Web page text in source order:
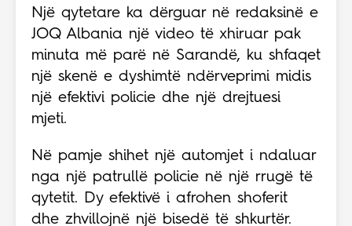
Një qytetare ka dërguar në redaksinë e
JOQ Albania një video të xhiruar pak
minuta më parë në Sarandë, ku shfaqet
një skenë e dyshimtë ndërveprimi midis
një efektivi policie dhe një drejtuesi
mjeti.
Në pamje shihet një automjet i ndaluar
nga një patrullë policie në një rrugë të
qytetit. Dy efektivë i afrohen shoferit
dhe zhvillojnë një bisedë të shkurtër.